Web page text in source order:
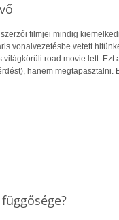
filmjei mindig
vonalvezetésbe vetett
világkörüli road movie lett.
hanem megtapasztalni.